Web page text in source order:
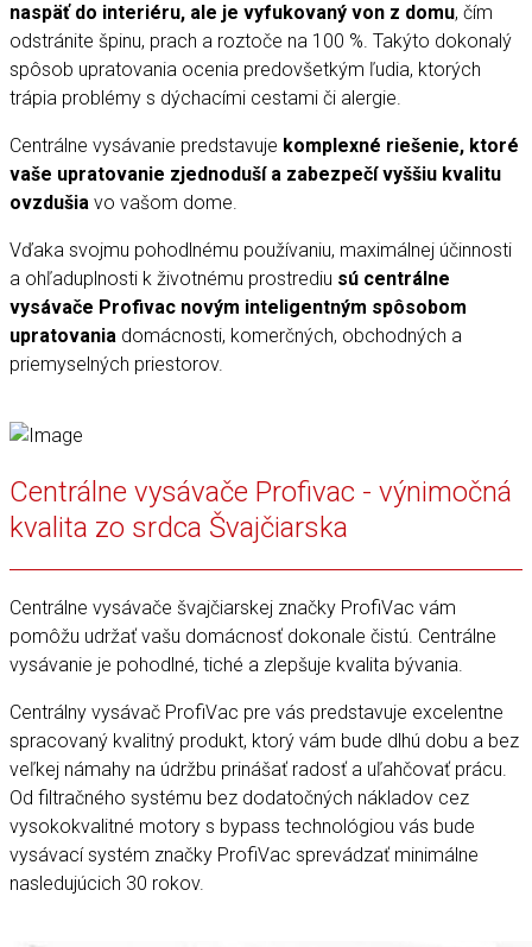
naspäť do interiéru, ale je vyfukovaný von z domu, čím
odstránite špinu, prach a roztoče na 100 %. Takýto dokonalý
spôsob upratovania ocenia predovšetkým ľudia, ktorých
trápia problémy s dýchacími cestami či alergie.
Centrálne vysávanie predstavuje komplexné riešenie, ktoré
vaše upratovanie zjednoduší a zabezpečí vyššiu kvalitu
ovzdušia vo vašom dome.
Vďaka svojmu pohodlnému používaniu, maximálnej účinnosti
a ohľaduplnosti k životnému prostrediu sú centrálne
vysávače Profivac novým inteligentným spôsobom
upratovania domácnosti, komerčných, obchodných a
priemyselných priestorov.
Centrálne vysávače Profivac - výnimočná
kvalita zo srdca Švajčiarska
Centrálne vysávače švajčiarskej značky ProfiVac vám
pomôžu udržať vašu domácnosť dokonale čistú. Centrálne
vysávanie je pohodlné, tiché a zlepšuje kvalita bývania.
Centrálny vysávač ProfiVac pre vás predstavuje excelentne
spracovaný kvalitný produkt, ktorý vám bude dlhú dobu a bez
veľkej námahy na údržbu prinášať radosť a uľahčovať prácu.
Od filtračného systému bez dodatočných nákladov cez
vysokokvalitné motory s bypass technológiou vás bude
vysávací systém značky ProfiVac sprevádzať minimálne
nasledujúcich 30 rokov.